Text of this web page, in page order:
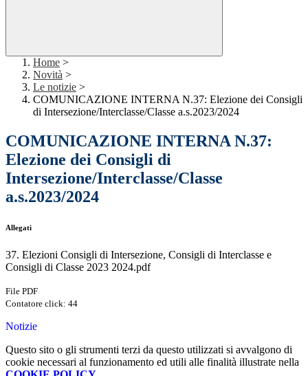
Home >
Novità >
Le notizie >
COMUNICAZIONE INTERNA N.37: Elezione dei Consigli
di Intersezione/Interclasse/Classe a.s.2023/2024
COMUNICAZIONE INTERNA N.37:
Elezione dei Consigli di
Intersezione/Interclasse/Classe
a.s.2023/2024
Allegati
37. Elezioni Consigli di Intersezione, Consigli di Interclasse e
Consigli di Classe 2023 2024.pdf
File PDF
Contatore click: 44
Notizie
Questo sito o gli strumenti terzi da questo utilizzati si avvalgono di
cookie necessari al funzionamento ed utili alle finalità illustrate nella